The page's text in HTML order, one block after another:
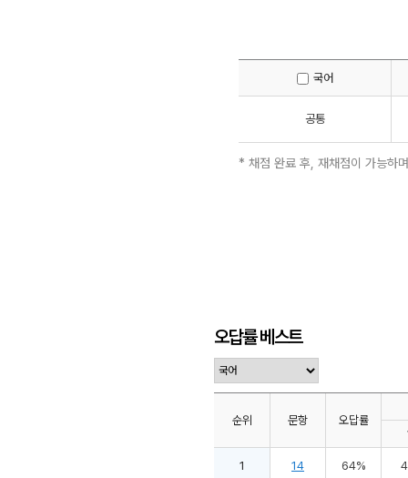
국어
공통
* 채점 완료 후, 재채점이 가능하
오답률 베스트
순위 문항
오답률
1 14 64%